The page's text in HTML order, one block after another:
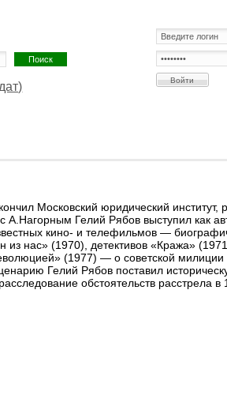
Московский юридический институт,
Гелий Рябов выступил как
кино- и телефильмов —
нас» (1970), детективов «Кража»
(1977) — о советской милиции
Гелий Рябов поставил
обстоятельств расстрела в